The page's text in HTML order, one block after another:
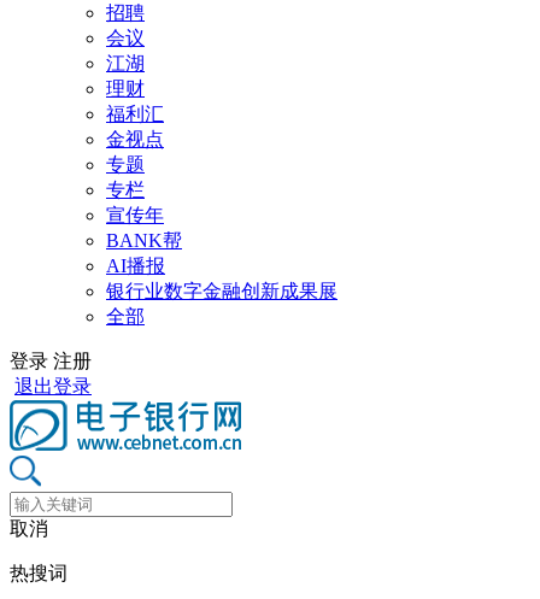
招聘
会议
江湖
理财
福利汇
金视点
专题
专栏
宣传年
BANK帮
AI播报
银行业数字金融创新成果展
全部
登录 注册
退出登录
取消
热搜词